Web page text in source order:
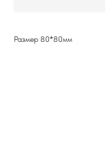
Размер 80*80мм